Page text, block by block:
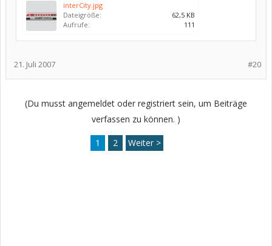
interCity.jpg
Dateigröße:
62,5 KB
Aufrufe:
111
#20
21. Juli 2007
(Du musst angemeldet oder registriert sein, um Beiträge
verfassen zu können. )
1 2 Weiter >